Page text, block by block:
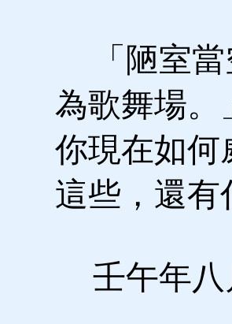
「陋室當
為歌舞場。
你現在如何
這些，還有
壬午年八